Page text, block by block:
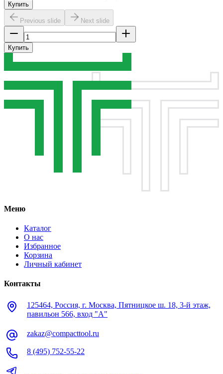
Купить
Previous slide Next slide
Купить
Меню
Каталог
О нас
Избранное
Корзина
Личный кабинет
Контакты
125464, Россия, г. Москва, Пятницкое ш. 18, 3-й этаж,
павильон 566, вход "А"
zakaz@compacttool.ru
8 (495) 752-55-22